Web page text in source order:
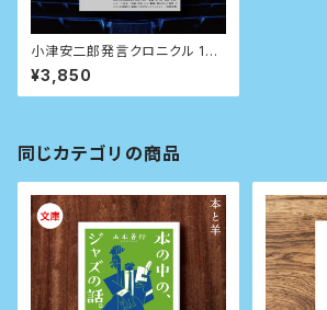
小津安二郎発言クロニクル 190
3~1963
¥3,850
同じカテゴリの商品